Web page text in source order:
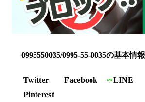
0995550035/0995-55-0035の基本情報
Twitter Facebook LINE
Pinterest